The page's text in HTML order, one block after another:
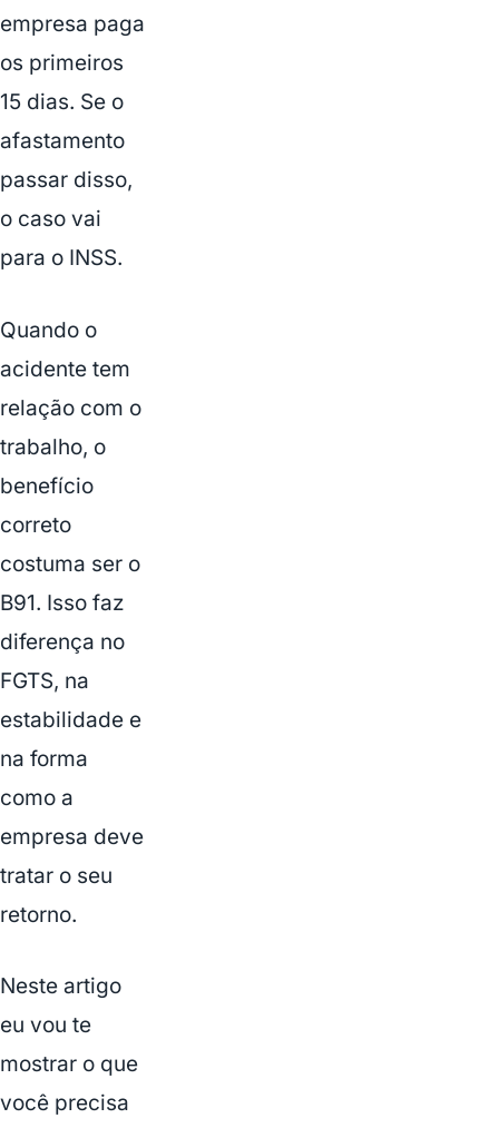
empresa paga
os primeiros
15 dias. Se o
afastamento
passar disso,
o caso vai
para o INSS.
Quando o
acidente tem
relação com o
trabalho, o
benefício
correto
costuma ser o
B91. Isso faz
diferença no
FGTS, na
estabilidade e
na forma
como a
empresa deve
tratar o seu
retorno.
Neste artigo
eu vou te
mostrar o que
você precisa